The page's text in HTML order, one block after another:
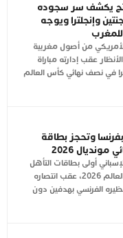
يكشف سر سجوده
وإنجلترا ويوجه
من أصول مغربية
عقب إدارته مباراة
في نصف نهائي كأس العالم
بفرنسا وتحجز بطاقة
مونديال 2026
أولى بطاقات التأهل
إلى نهائي كأس العالم 2026، عقب انتصاره
الفرنسي بهدفين دون